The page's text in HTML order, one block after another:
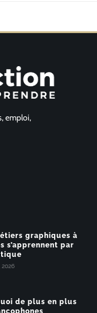
emploi,
graphiques à
s’apprennent par
2026
de plus en plus